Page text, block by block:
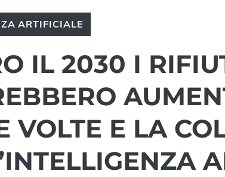
ARTIFICIALE
IL 2030 I
VOLTE E LA